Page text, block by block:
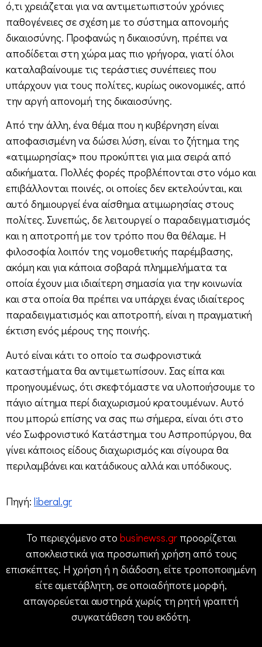
ό,τι χρειάζεται για να αντιμετωπιστούν χρόνιες
παθογένειες σε σχέση με το σύστημα απονομής
δικαιοσύνης. Προφανώς η δικαιοσύνη, πρέπει να
αποδίδεται στη χώρα μας πιο γρήγορα, γιατί όλοι
καταλαβαίνουμε τις τεράστιες συνέπειες που
υπάρχουν για τους πολίτες, κυρίως οικονομικές, από
την αργή απονομή της δικαιοσύνης.
Από την άλλη, ένα θέμα που η κυβέρνηση είναι
αποφασισμένη να δώσει λύση, είναι το ζήτημα της
«ατιμωρησίας» που προκύπτει για μια σειρά από
αδικήματα. Πολλές φορές προβλέπονται στο νόμο και
επιβάλλονται ποινές, οι οποίες δεν εκτελούνται, και
αυτό δημιουργεί ένα αίσθημα ατιμωρησίας στους
πολίτες. Συνεπώς, δε λειτουργεί ο παραδειγματισμός
και η αποτροπή με τον τρόπο που θα θέλαμε. Η
φιλοσοφία λοιπόν της νομοθετικής παρέμβασης,
ακόμη και για κάποια σοβαρά πλημμελήματα τα
οποία έχουν μια ιδιαίτερη σημασία για την κοινωνία
και στα οποία θα πρέπει να υπάρχει ένας ιδιαίτερος
παραδειγματισμός και αποτροπή, είναι η πραγματική
έκτιση ενός μέρους της ποινής.
Αυτό είναι κάτι το οποίο τα σωφρονιστικά
καταστήματα θα αντιμετωπίσουν. Σας είπα και
προηγουμένως, ότι σκεφτόμαστε να υλοποιήσουμε το
πάγιο αίτημα περί διαχωρισμού κρατουμένων. Αυτό
που μπορώ επίσης να σας πω σήμερα, είναι ότι στο
νέο Σωφρονιστικό Κατάστημα του Ασπροπύργου, θα
γίνει κάποιος είδους διαχωρισμός και σίγουρα θα
περιλαμβάνει και κατάδικους αλλά και υπόδικους.
Πηγή: liberal.gr
Το περιεχόμενο στο businewss.grπροορίζεται
αποκλειστικά για προσωπική χρήση από τους
επισκέπτες. Η χρήση ή η διάδοση, είτε τροποποιημένη
είτε αμετάβλητη, σε οποιαδήποτε μορφή,
απαγορεύεται αυστηρά χωρίς τη ρητή γραπτή
συγκατάθεση του εκδότη.